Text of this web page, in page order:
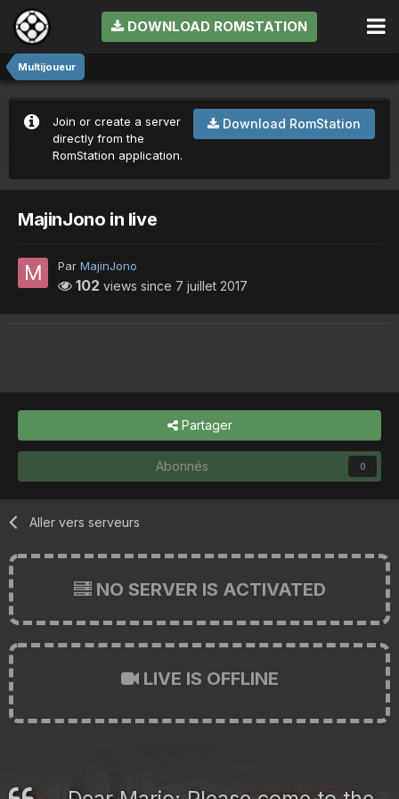
DOWNLOAD ROMSTATION
Multijoueur
Download RomStation
Join or create a server
directly from the
RomStation application.
MajinJono in live
Par MajinJono
102 views since 7 juillet 2017
Partager
Abonnés 0
Aller vers serveurs
NO SERVER IS ACTIVATED
LIVE IS OFFLINE